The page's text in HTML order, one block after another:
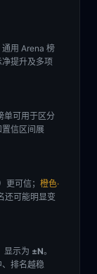
用 Arena 榜
提升及多项
单可用于区分
信区间展
更可信； 橙色·
还可能明显变
显示为 ±N。
排名越稳